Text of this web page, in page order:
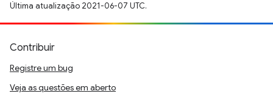
Última atualização 2021-06-07 UTC.
Contribuir
Registre um bug
Veja as questões em aberto